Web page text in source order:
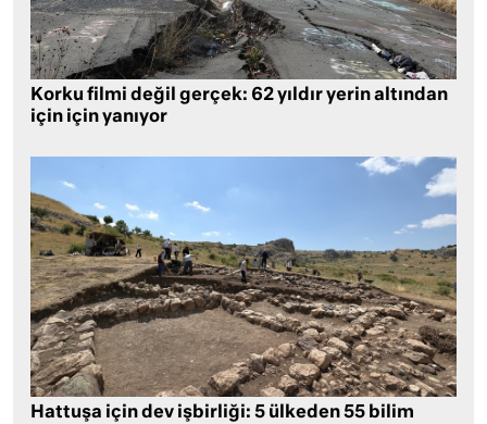
Korku filmi değil gerçek: 62 yıldır yerin altından
için için yanıyor
Hattuşa için dev işbirliği: 5 ülkeden 55 bilim